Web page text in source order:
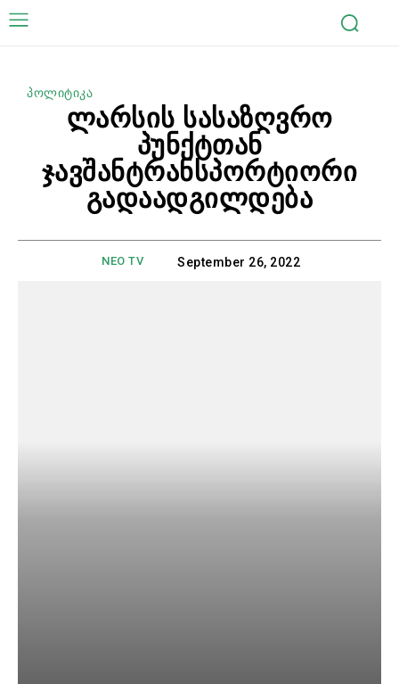
პოლიტიკა
ლარსის სასაზღვრო
პუნქტთან
ჯავშანტრანსპორტიორი
გადაადგილდება
NEO TV September 26, 2022